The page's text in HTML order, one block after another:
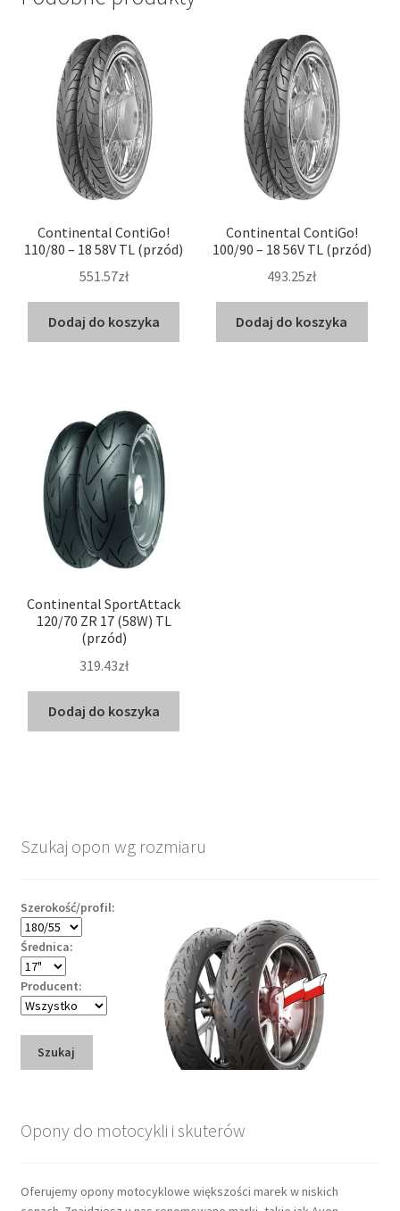
Continental ContiGo!
110/80 – 18 58V TL (przód)
551.57zł
Dodaj do koszyka
Continental ContiGo!
100/90 – 18 56V TL (przód)
493.25zł
Dodaj do koszyka
Continental SportAttack
120/70 ZR 17 (58W) TL
(przód)
319.43zł
Dodaj do koszyka
Szukaj opon wg rozmiaru
Szerokość/profil:
Średnica:
Producent:
Szukaj
Opony do motocykli i skuterów
Oferujemy opony motocyklowe większości marek w niskich